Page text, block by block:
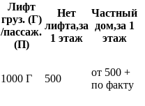
Лифт
груз. (Г)
/пассаж.
(П)
Нет
лифта,за
1 этаж
Частный
дом,за 1
этаж
1000 Г 500
от 500 +
по факту